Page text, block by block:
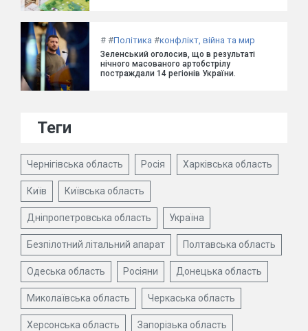
# #Політика #конфлікт, війна та мир
Зеленський оголосив, що в результаті
нічного масованого артобстрілу
постраждали 14 регіонів України.
Теги
Чернігівська область Росія Харківська область
Київ Київська область
Дніпропетровська область Україна
Безпілотний літальний апарат Полтавська область
Одеська область Росіяни Донецька область
Миколаївська область Черкаська область
Херсонська область Запорізька область